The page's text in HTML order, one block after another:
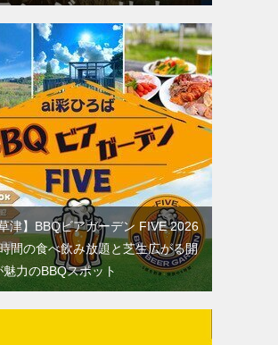
草津】BBQビアガーデン FIVE 2026
間の食べ飲み放題と芝生広がる開
力のBBQスポット